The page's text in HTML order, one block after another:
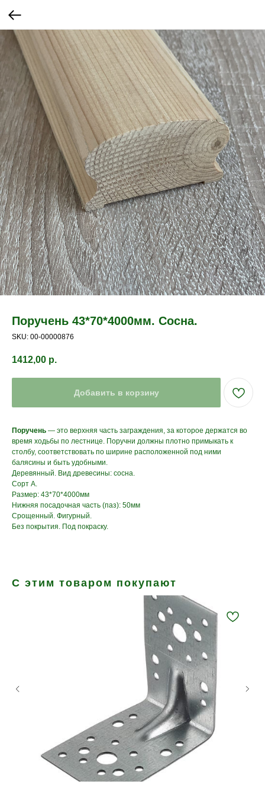
Поручень 43*70*4000мм. Сосна.
SKU: 00-00000876
1412,00 р.
Добавить в корзину
Поручень — это верхняя часть заграждения, за которое держатся во
время ходьбы по лестнице. Поручни должны плотно примыкать к
столбу, соответствовать по ширине расположенной под ними
балясины и быть удобными.
Деревянный. Вид древесины: сосна.
Сорт А.
Размер: 43*70*4000мм
Нижняя посадочная часть (паз): 50мм
Срощенный. Фигурный.
Без покрытия. Под покраску.
С этим товаром покупают